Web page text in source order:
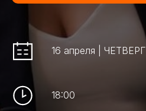
16 апреля | ЧЕТВЕРГ
18:00